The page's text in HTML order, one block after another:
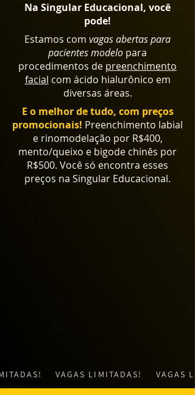
Na Singular Educacional, você
pode!
Estamos com vagas abertaspara
pacientes modelo para
procedimentos de preenchimento
facial com ácido hialurônico em
diversas áreas.
E o melhor de tudo, com preços
promocionais! Preenchimento labial
e rinomodelação por R$400,
mento/queixo e bigode chinês por
R$500. Você só encontra esses
preços na Singular Educacional.
VAGAS LIMITADAS! VAGAS